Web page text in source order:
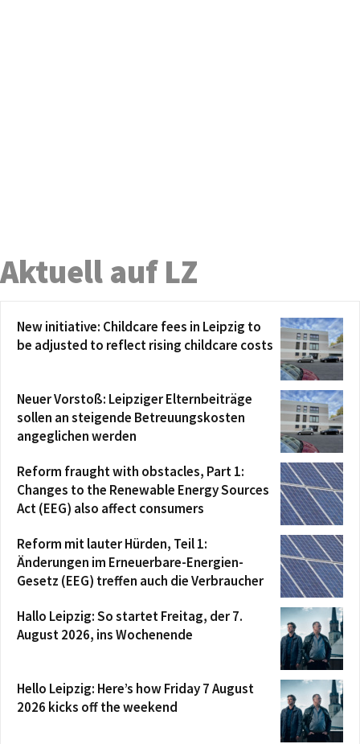
Aktuell auf LZ
New initiative: Childcare fees in Leipzig to
be adjusted to reflect rising childcare costs
Neuer Vorstoß: Leipziger Elternbeiträge
sollen an steigende Betreuungskosten
angeglichen werden
Reform fraught with obstacles, Part 1:
Changes to the Renewable Energy Sources
Act (EEG) also affect consumers
Reform mit lauter Hürden, Teil 1:
Änderungen im Erneuerbare-Energien-
Gesetz (EEG) treffen auch die Verbraucher
Hallo Leipzig: So startet Freitag, der 7.
August 2026, ins Wochenende
Hello Leipzig: Here’s how Friday 7 August
2026 kicks off the weekend